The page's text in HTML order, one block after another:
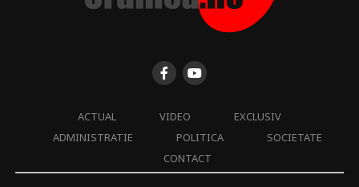
ACTUAL VIDEO
EXCLUSIV
ADMINISTRATIE
POLITICA
SOCIETATE
CONTACT